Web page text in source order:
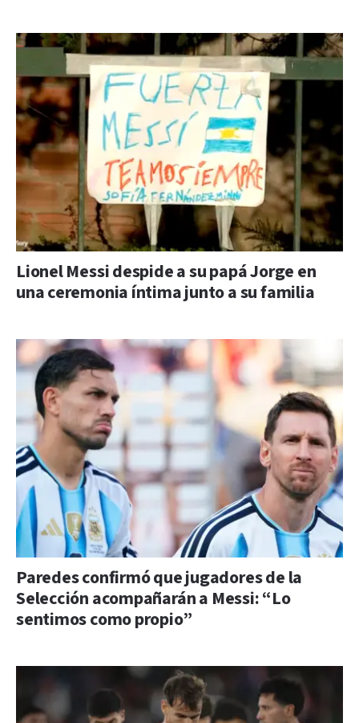
Lionel Messi despide a su papá Jorge en
una ceremonia íntima junto a su familia
Paredes confirmó que jugadores de la
Selección acompañarán a Messi: “Lo
sentimos como propio”